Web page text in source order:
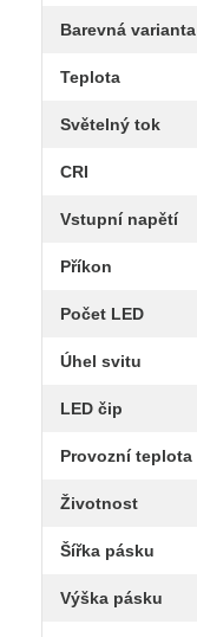
Barevná varianta
Teplota
Světelný tok
CRI
Vstupní napětí
Příkon
Počet LED
Úhel svitu
LED čip
Provozní teplota
Životnost
Šířka pásku
Výška pásku